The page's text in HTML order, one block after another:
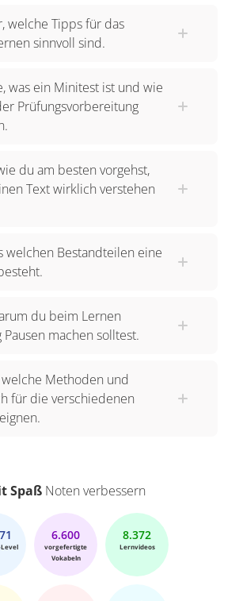
welche Tipps für das
sinnvoll sind.
was ein Minitest ist und wie
Prüfungsvorbereitung
du am besten vorgehst,
Text wirklich verstehen
welchen Bestandteilen eine
du beim Lernen
machen solltest.
Methoden und
für die verschiedenen
Spaß Noten verbessern
6.600
vorgefertigte
Vokabeln
8.372
Lernvideos